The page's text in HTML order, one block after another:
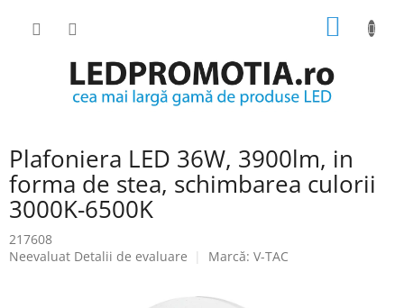
COŞ
Plafoniera LED 36W, 3900lm, in
forma de stea, schimbarea culorii
3000K-6500K
217608
Evaluarea
Neevaluat Detalii de evaluare Marcă: V-TAC